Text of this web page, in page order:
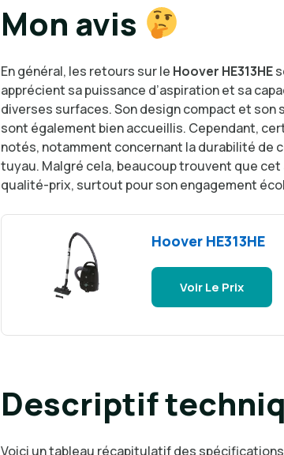
Mon avis
En général, les retours sur le Hoover HE313HE
apprécient sa puissance d’aspiration et sa
diverses surfaces. Son design compact et son
sont également bien accueillis. Cependant,
notés, notamment concernant la durabilité de
tuyau. Malgré cela, beaucoup trouvent que
qualité-prix, surtout pour son engagement
Hoover HE313HE
Voir Le Prix
Descriptif
Voici un tableau récapitulatif des